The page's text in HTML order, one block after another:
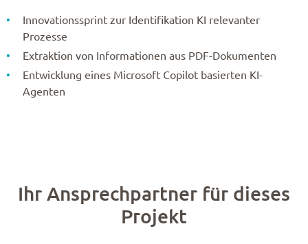
Innovationssprint zur Identifikation KI relevanter
Prozesse
Extraktion von Informationen aus PDF-Dokumenten
Entwicklung eines Microsoft Copilot basierten KI-
Agenten
Ihr Ansprechpartner für dieses
Projekt